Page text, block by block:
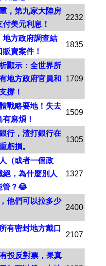
，第九家大陸房
美元利息！
2232
地方政府調查結
賣案件！
1835
顯示：全世界所
地方政府官員和
撐！
1709
戰略要地！失去
麻煩！
1509
行，渣打銀行在
虧損。
1305
（或者一個政
，為什麼別人
管？😂
1327
他們可以拉多少
2400
有密封地方戴口
2107
投反對票，果真